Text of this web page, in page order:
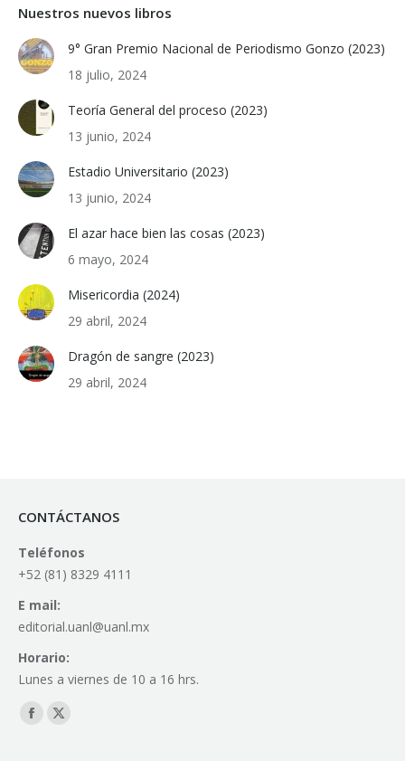
Nuestros nuevos libros
9° Gran Premio Nacional de Periodismo Gonzo (2023)
18 julio, 2024
Teoría General del proceso (2023)
13 junio, 2024
Estadio Universitario (2023)
13 junio, 2024
El azar hace bien las cosas (2023)
6 mayo, 2024
Misericordia (2024)
29 abril, 2024
Dragón de sangre (2023)
29 abril, 2024
CONTÁCTANOS
Teléfonos
+52 (81) 8329 4111
E mail:
editorial.uanl@uanl.mx
Horario:
Lunes a viernes de 10 a 16 hrs.
Find us on:
Facebook
X